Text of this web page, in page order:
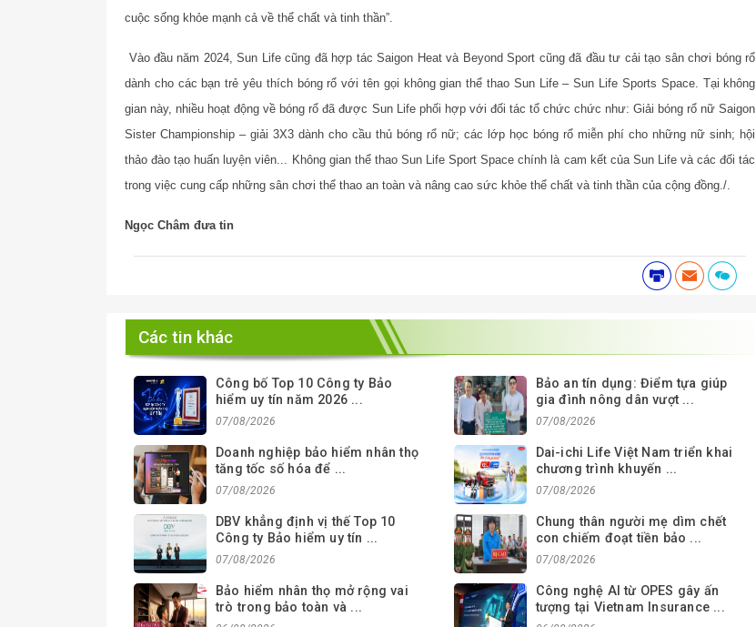
cuộc sống khỏe mạnh cả về thể chất và tinh thần”.
Vào đầu năm 2024, Sun Life cũng đã hợp tác Saigon Heat và Beyond Sport cũng đã đầu tư cải tạo sân chơi bóng rổ
dành cho các bạn trẻ yêu thích bóng rổ với tên gọi không gian thể thao Sun Life – Sun Life Sports Space. Tại không
gian này, nhiều hoạt động về bóng rổ đã được Sun Life phối hợp với đối tác tổ chức chức như: Giải bóng rổ nữ Saigon
Sister Championship – giải 3X3 dành cho cầu thủ bóng rổ nữ; các lớp học bóng rổ miễn phí cho những nữ sinh; hội
thảo đào tạo huấn luyện viên... Không gian thể thao Sun Life Sport Space chính là cam kết của Sun Life và các đối tác
trong việc cung cấp những sân chơi thể thao an toàn và nâng cao sức khỏe thể chất và tinh thần của cộng đồng./.
Ngọc Châm đưa tin
Các tin khác
Công bố Top 10 Công ty Bảo
hiểm uy tín năm 2026 ...
07/08/2026
Bảo an tín dụng: Điểm tựa giúp
gia đình nông dân vượt ...
07/08/2026
Doanh nghiệp bảo hiểm nhân thọ
tăng tốc số hóa để ...
07/08/2026
Dai-ichi Life Việt Nam triển khai
chương trình khuyến ...
07/08/2026
DBV khẳng định vị thế Top 10
Công ty Bảo hiểm uy tín ...
07/08/2026
Chung thân người mẹ dìm chết
con chiếm đoạt tiền bảo ...
07/08/2026
Bảo hiểm nhân thọ mở rộng vai
trò trong bảo toàn và ...
Công nghệ AI từ OPES gây ấn
tượng tại Vietnam Insurance ...